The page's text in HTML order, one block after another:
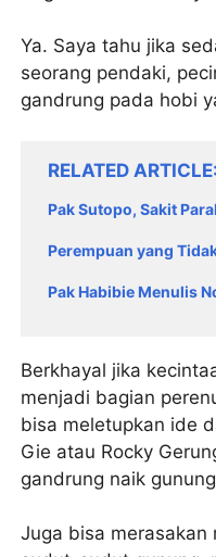
Ya. Saya tahu jika
seorang pendaki,
gandrung pada hobi
RELATED ARTICLE
Pak Sutopo, Sakit
Perempuan yang
Pak Habibie Menulis
Berkhayal jika
menjadi bagian
bisa meletupkan ide
Gie atau Rocky
gandrung naik
Juga bisa merasakan